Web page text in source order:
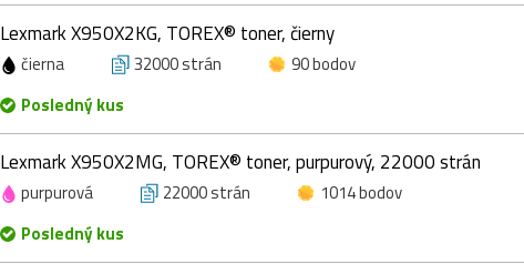
Lexmark X950X2KG, TOREX® toner, čierny
čierna 32000 strán
90 bodov
Posledný kus
Lexmark X950X2MG, TOREX® toner, purpurový, 22000 strán
purpurová 22000 strán
1014 bodov
Posledný kus